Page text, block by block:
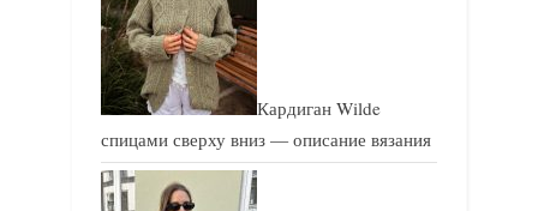
Кардиган Wilde
спицами сверху вниз — описание вязания